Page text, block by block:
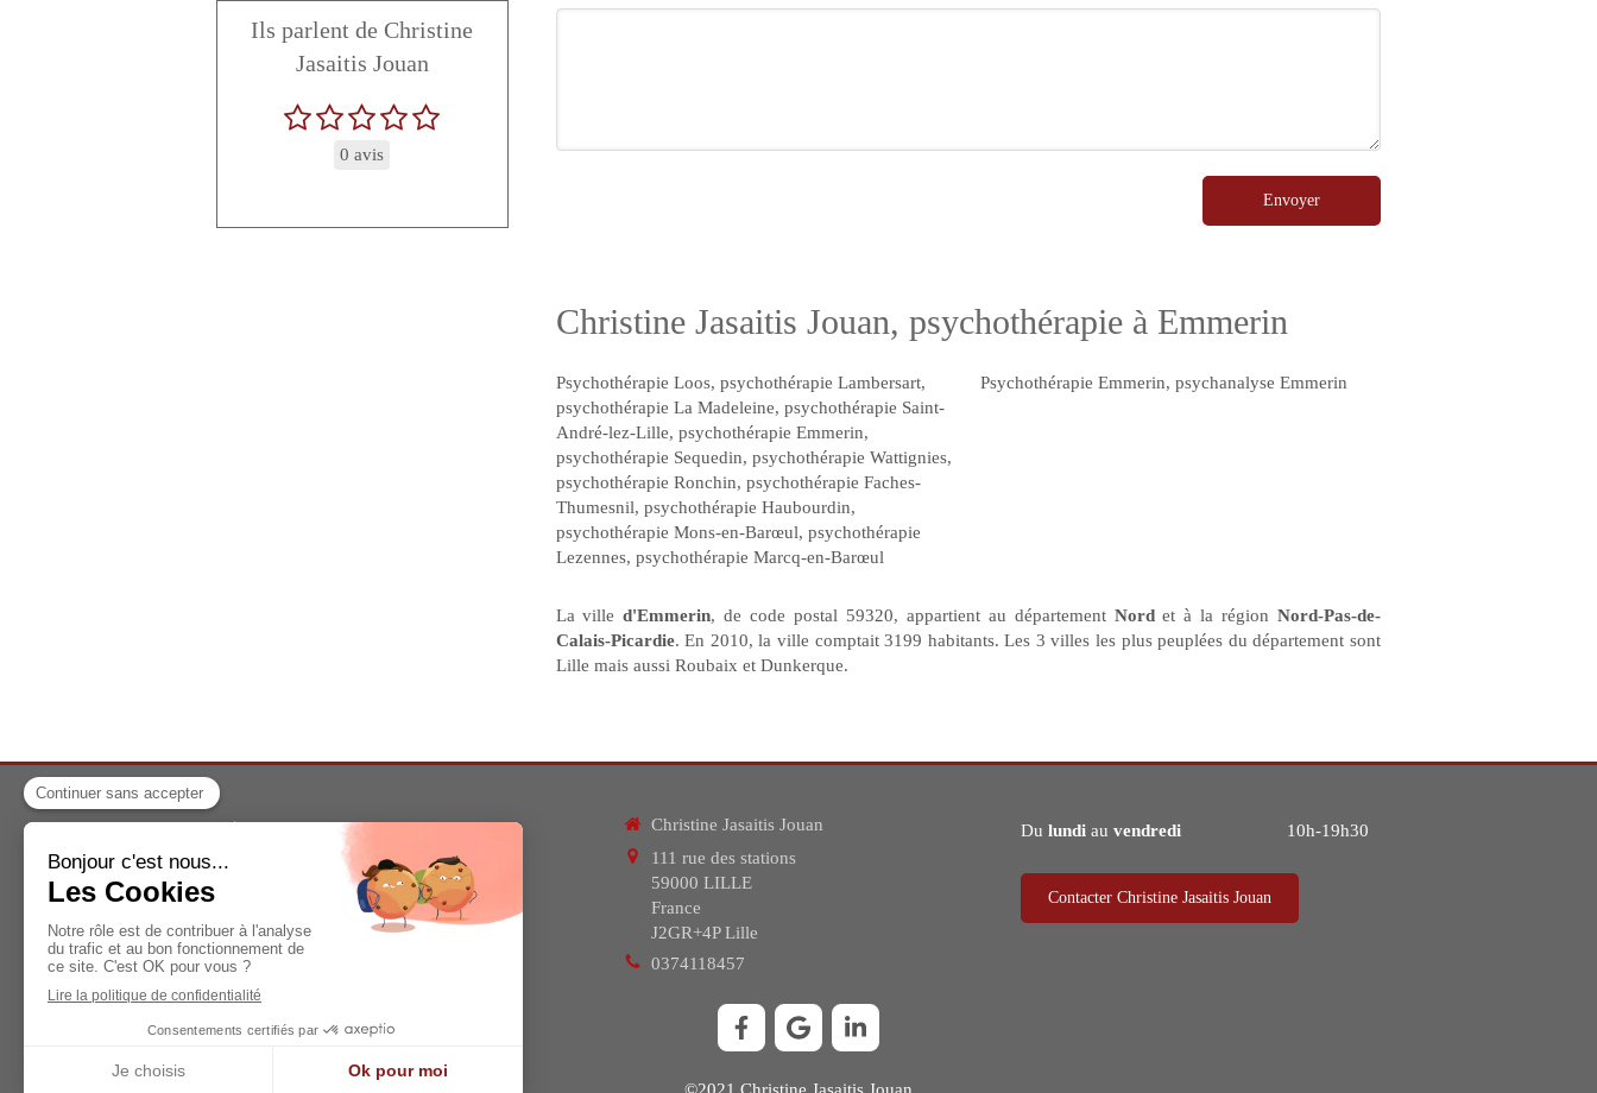
Envoyer
Christine Jasaitis Jouan, psychothérapie à Emmerin
Psychothérapie Loos, psychothérapie Lambersart,
psychothérapie La Madeleine, psychothérapie Saint-
André-lez-Lille, psychothérapie Emmerin,
psychothérapie Sequedin, psychothérapie Wattignies,
psychothérapie Ronchin, psychothérapie Faches-
Thumesnil, psychothérapie Haubourdin,
psychothérapie Mons-en-Barœul, psychothérapie
Lezennes, psychothérapie Marcq-en-Barœul
Psychothérapie Emmerin, psychanalyse Emmerin
La ville d'Emmerin, de code postal 59320, appartient au département Nordet à la régionNord-Pas-de-
Calais-Picardie. En 2010, la ville comptait 3199 habitants. Les 3 villes les plus peuplées du département sont
Lille mais aussi Roubaix et Dunkerque.
Ils parlent de Christine
Jasaitis Jouan
0 avis
A propos
Informations pratiques
Plan du site
Christine Jasaitis Jouan
111 rue des stations
59000 LILLE
France
J2GR+4P Lille
0374118457
Du lundiau vendredi 10h-19h30
Contacter Christine Jasaitis Jouan